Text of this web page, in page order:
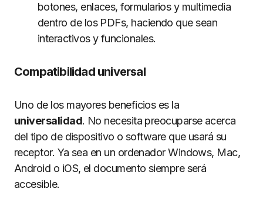
botones, enlaces, formularios y multimedia
dentro de los PDFs, haciendo que sean
interactivos y funcionales.
Compatibilidad universal
Uno de los mayores beneficios es la
universalidad. No necesita preocuparse acerca
del tipo de dispositivo o software que usará su
receptor. Ya sea en un ordenador Windows, Mac,
Android o iOS, el documento siempre será
accesible.